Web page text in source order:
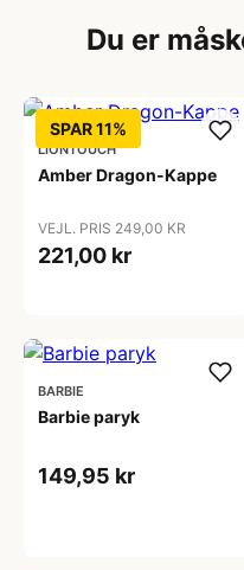
Du er
SPAR 11%
LIONTOUCH
Amber Dragon-Kappe
VEJL. PRIS 249,00 KR
221,00 kr
BARBIE
Barbie paryk
149,95 kr